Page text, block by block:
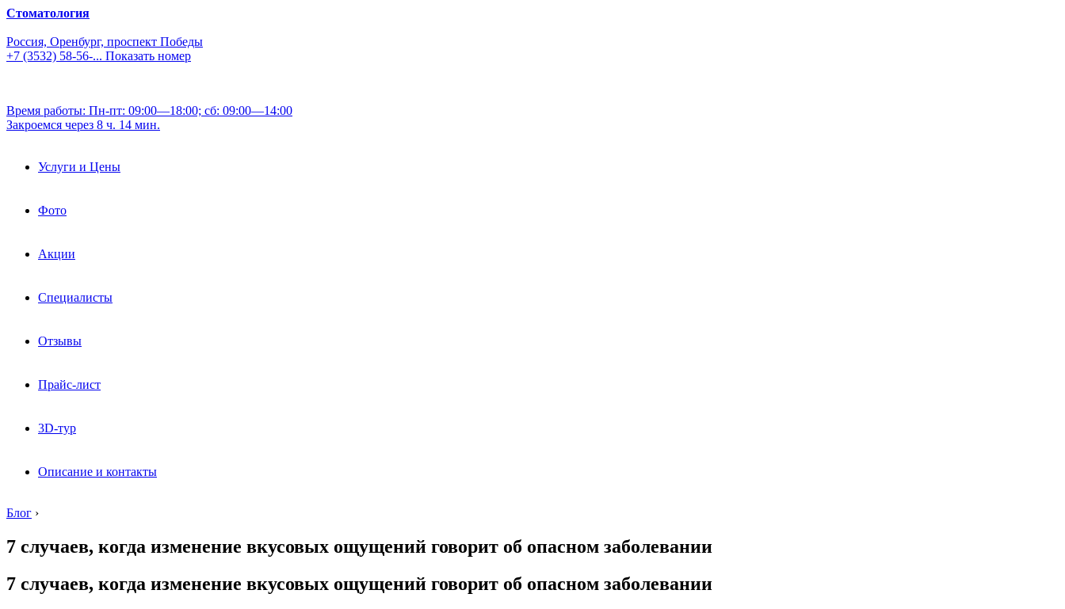
Стоматология
Россия, Оренбург, проспект Победы
+7 (3532) 58-56-... Показать номер
Время работы: Пн-пт: 09:00—18:00; сб: 09:00—14:00
Закроемся через 8 ч. 14 мин.
Услуги и Цены
Фото
Акции
Специалисты
Отзывы
Прайс-лист
3D-тур
Описание и контакты
Блог ›
7 случаев, когда изменение вкусовых ощущений говорит об опасном заболевании
7 случаев, когда изменение вкусовых ощущений говорит об опасном заболевании